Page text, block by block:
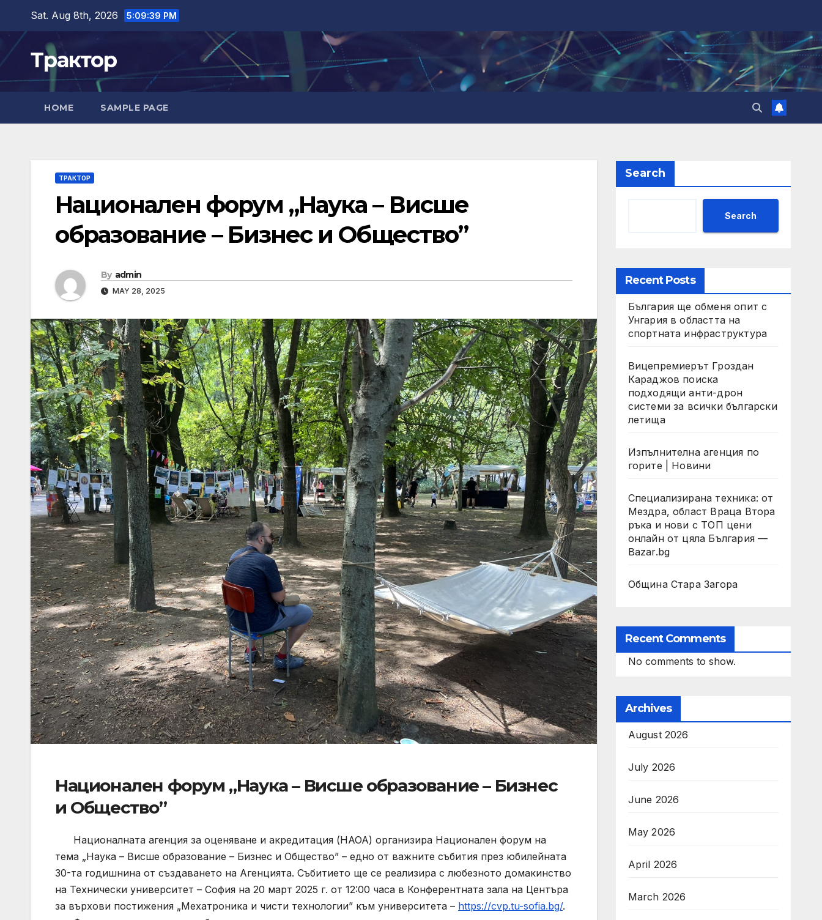
content
Sat. Aug 8th, 2026 5:09:40 PM
Трактор
HOME SAMPLE PAGE
ТРАКТОР
Национален форум „Наука – Висше
образование – Бизнес и Общество”
By admin
MAY 28, 2025
Национален форум „Наука – Висше образование – Бизнес
и Общество”
Националната агенция за оценяване и акредитация (НАОА) организира Национален форум на
тема „Наука – Висше образование – Бизнес и Общество” – едно от важните събития през юбилейната
30-та годишнина от създаването на Агенцията. Събитието ще се реализира с любезното домакинство
на Технически университет – София на 20 март 2025 г. от 12:00 часа в Конферентната зала на Центъра
за върхови постижения „Мехатроника и чисти технологии” към университета – https://cvp.tu-sofia.bg/.
Search
Search
Recent Posts
България ще обменя опит с
Унгария в областта на
спортната инфраструктура
Вицепремиерът Гроздан
Караджов поиска
подходящи анти-дрон
системи за всички български
летища
Изпълнителна агенция по
горите | Новини
Специализирана техника: от
Мездра, област Враца Втора
ръка и нови с ТОП цени
онлайн от цяла България —
Bazar.bg
Община Стара Загора
Recent Comments
No comments to show.
Archives
August 2026
July 2026
June 2026
May 2026
April 2026
March 2026